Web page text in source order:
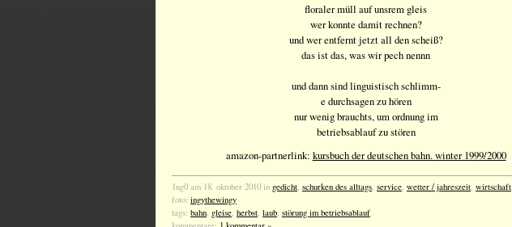
floraler müll auf unsrem gleis
wer konnte damit rechnen?
und wer entfernt jetzt all den scheiß?
das ist das, was wir pech nennn
und dann sind linguistisch schlimm-
e durchsagen zu hören
nur wenig brauchts, um ordnung im
betriebsablauf zu stören
amazon-partnerlink: kursbuch der deutschen bahn. winter 1999/2000
1ng0 am 18. oktober 2010 in gedicht, schurken des alltags, service, wetter / jahreszeit, wirtschaft
foto: ingythewingy
tags: bahn, gleise, herbst, laub, störung im betriebsablauf